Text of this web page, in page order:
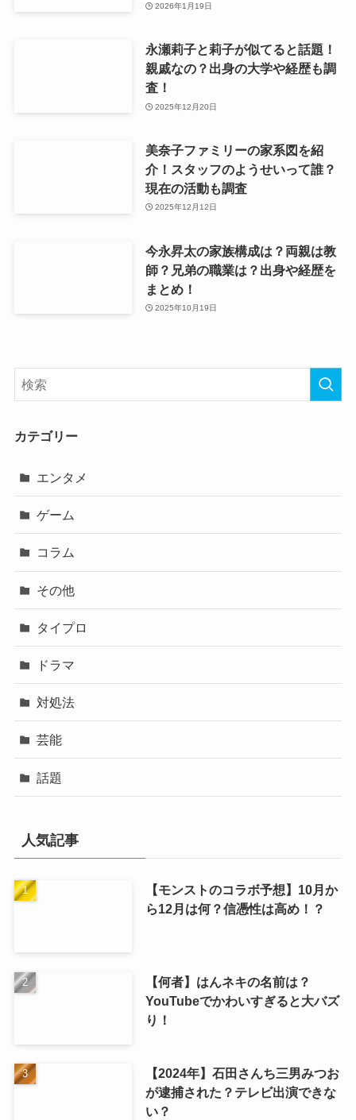
2026年1月19日
永瀬莉子と莉子が似てると話題！
親戚なの？出身の大学や経歴も調
査！
2025年12月20日
美奈子ファミリーの家系図を紹
介！スタッフのようせいって誰？
現在の活動も調査
2025年12月12日
今永昇太の家族構成は？両親は教
師？兄弟の職業は？出身や経歴を
まとめ！
2025年10月19日
カテゴリー
エンタメ
ゲーム
コラム
その他
タイプロ
ドラマ
対処法
芸能
話題
人気記事
【モンストのコラボ予想】10月か
ら12月は何？信憑性は高め！？
【何者】はんネキの名前は？
YouTubeでかわいすぎると大バズ
り！
【2024年】石田さんち三男みつお
が逮捕された？テレビ出演できな
い？